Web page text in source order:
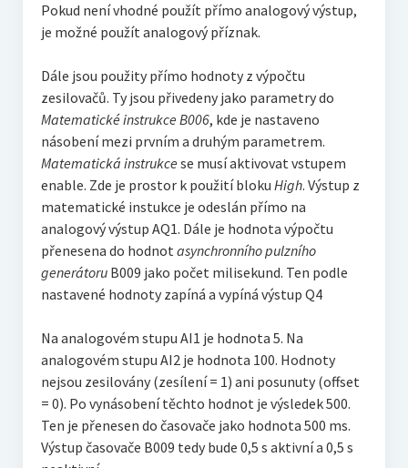
Pokud není vhodné použít přímo analogový výstup,
je možné použít analogový příznak.
Dále jsou použity přímo hodnoty z výpočtu
zesilovačů. Ty jsou přivedeny jako parametry do
Matematické instrukce B006, kde je nastaveno
násobení mezi prvním a druhým parametrem.
Matematická instrukce se musí aktivovat vstupem
enable. Zde je prostor k použití bloku High. Výstup z
matematické instukce je odeslán přímo na
analogový výstup AQ1. Dále je hodnota výpočtu
přenesena do hodnotasynchronního pulzního
generátoruB009 jako počet milisekund. Ten podle
nastavené hodnoty zapíná a vypíná výstup Q4
Na analogovém stupu AI1 je hodnota 5. Na
analogovém stupu AI2 je hodnota 100. Hodnoty
nejsou zesilovány (zesílení = 1) ani posunuty (offset
= 0). Po vynásobení těchto hodnot je výsledek 500.
Ten je přenesen do časovače jako hodnota 500 ms.
Výstup časovače B009 tedy bude 0,5 s aktivní a 0,5 s